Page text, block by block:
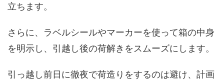
立ちます。
さらに、ラベルシールやマーカーを使って箱の中身
を明示し、引越し後の荷解きをスムーズにします。
引っ越し前日に徹夜で荷造りをするのは避け、計画